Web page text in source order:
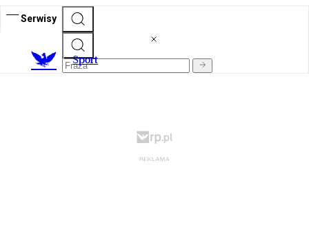
Serwisy
Sport